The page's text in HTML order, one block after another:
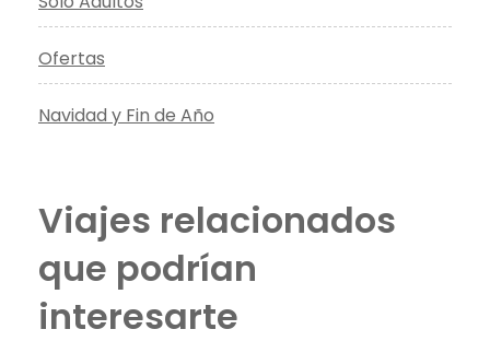
Ofertas
Navidad y Fin de Año
Viajes relacionados
que podrían
interesarte